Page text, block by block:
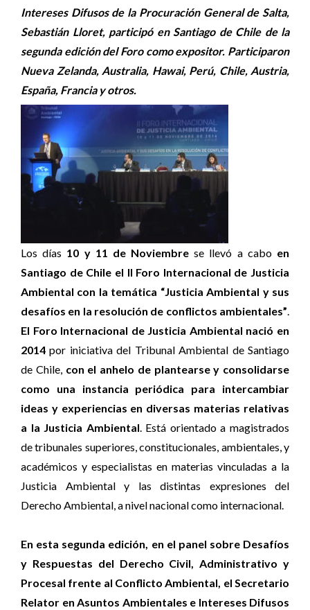
Intereses Difusos de la Procuración General de Salta,
Sebastián Lloret, participó en Santiago de Chile de la
segunda edición del Foro como expositor. Participaron
Nueva Zelanda, Australia, Hawai, Perú, Chile, Austria,
España, Francia y otros.
Los días 10 y 11 de Noviembre se llevó a caboen
Santiago de Chile el II Foro Internacional de Justicia
Ambiental con la temática “Justicia Ambiental y sus
desafíos en la resolución de conflictos ambientales”.
El Foro Internacional de Justicia Ambiental nació en
2014 por iniciativa del Tribunal Ambiental de Santiago
de Chile, con el anhelo de plantearse y consolidarse
como una instancia periódica para intercambiar
ideas y experiencias en diversas materias relativas
a la Justicia Ambiental. Está orientado a magistrados
de tribunales superiores, constitucionales, ambientales, y
académicos y especialistas en materias vinculadas a la
Justicia Ambiental y las distintas expresiones del
Derecho Ambiental, a nivel nacional como internacional.
En esta segunda edición, en el panel sobre Desafíos
y Respuestas del Derecho Civil, Administrativo y
Procesal frente al Conflicto Ambiental, el Secretario
Relator en Asuntos Ambientales e Intereses Difusos